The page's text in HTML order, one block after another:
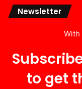
Newsletter
With
to get